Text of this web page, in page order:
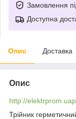
Замовлення
Доступна
Опис Доставка
Опис
http://
Трійник